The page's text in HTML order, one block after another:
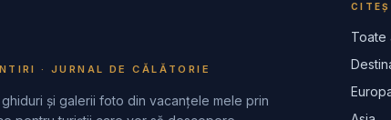
· JURNAL DE CĂLĂTORIE
și galerii foto din vacanțele mele prin
Toate